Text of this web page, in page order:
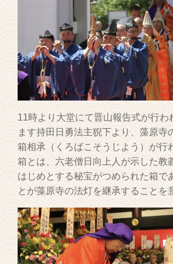
11時より大堂にて晋山報告式が行わ
ます持田日勇法主猊下より、藻原寺
箱相承（くろばこそうじよう）が行
箱とは、六老僧日向上人が示した教
はじめとする秘宝がつめられた箱で
とが藻原寺の法灯を継承することを